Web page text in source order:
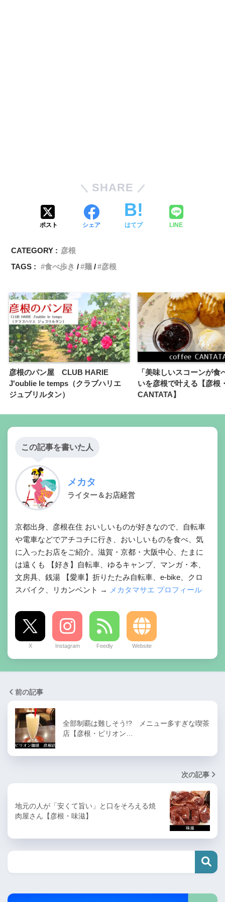
SHARE
ポスト シェア はてブ LINE
CATEGORY : 彦根
TAGS :
食べ歩き 麺 彦根
彦根のパン屋 CLUB HARIE
J'oublie le temps（クラブハリエ
ジュブリルタン）
「美味しいスコーンが食
いを彦根で叶える【彦根
CANTATA】
この記事を書いた人
メカタ
ライター＆お店経営
京都出身、彦根在住 おいしいものが好きなので、自転車
や電車などでアチコチに行き、おいしいものを食べ、気
に入ったお店をご紹介。滋賀・京都・大阪中心、たまに
は遠くも 【好き】自転車、ゆるキャンプ、マンガ・本、
文房具、銭湯 【愛車】折りたたみ自転車、e-bike、クロ
スバイク、リカンベント →
メカタマサエ プロフィール
X Instagram Feedly Website
前の記事
全部制覇は難しそう!? メニュー多すぎな喫茶
店【彦根・ビリオン…
次の記事
地元の人が「安くて旨い」と口をそろえる焼
肉屋さん【彦根・味滋】